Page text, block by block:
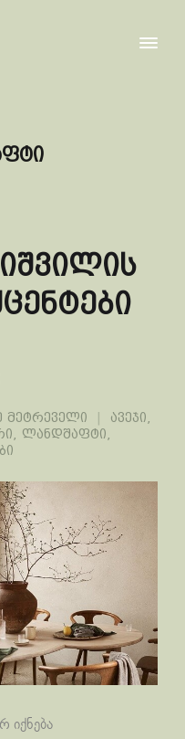
მეტრეველი ავეჯი
ლანდშაფტი